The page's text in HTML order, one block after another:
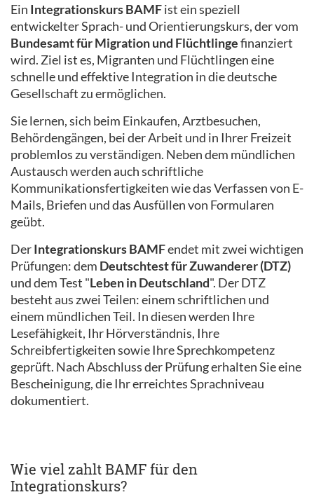
Ein Integrationskurs BAMFist ein speziell
entwickelter Sprach- und Orientierungskurs, der vom
Bundesamt für Migration und Flüchtlingefinanziert
wird. Ziel ist es, Migranten und Flüchtlingen eine
schnelle und effektive Integration in die deutsche
Gesellschaft zu ermöglichen.
Sie lernen, sich beim Einkaufen, Arztbesuchen,
Behördengängen, bei der Arbeit und in Ihrer Freizeit
problemlos zu verständigen. Neben dem mündlichen
Austausch werden auch schriftliche
Kommunikationsfertigkeiten wie das Verfassen von E-
Mails, Briefen und das Ausfüllen von Formularen
geübt.
DerIntegrationskurs BAMFendet mit zwei wichtigen
Prüfungen: dem Deutschtest für Zuwanderer (DTZ)
und dem Test "Leben in Deutschland". Der DTZ
besteht aus zwei Teilen: einem schriftlichen und
einem mündlichen Teil. In diesen werden Ihre
Lesefähigkeit, Ihr Hörverständnis, Ihre
Schreibfertigkeiten sowie Ihre Sprechkompetenz
geprüft. Nach Abschluss der Prüfung erhalten Sie eine
Bescheinigung, die Ihr erreichtes Sprachniveau
dokumentiert.
Wie viel zahlt BAMF für den
Integrationskurs?